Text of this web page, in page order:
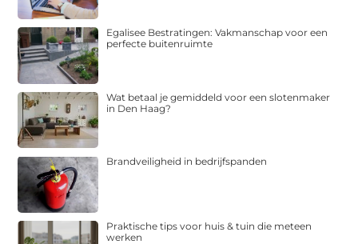
Egalisee Bestratingen: Vakmanschap voor een
perfecte buitenruimte
Wat betaal je gemiddeld voor een slotenmaker
in Den Haag?
Brandveiligheid in bedrijfspanden
Praktische tips voor huis & tuin die meteen
werken